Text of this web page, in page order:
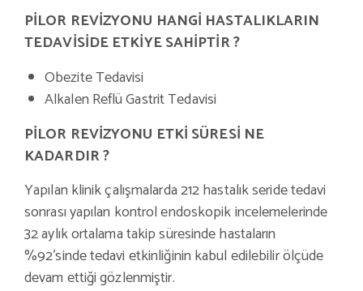
PİLOR REVİZYONU HANGİ HASTALIKLARIN
TEDAVİSİDE ETKİYE SAHİPTİR ?
Obezite Tedavisi
Alkalen Reflü Gastrit Tedavisi
PİLOR REVİZYONU ETKİ SÜRESİ NE
KADARDIR ?
Yapılan klinik çalışmalarda 212 hastalık seride tedavi
sonrası yapılan kontrol endoskopik incelemelerinde
32 aylık ortalama takip süresinde hastaların
%92’sinde tedavi etkinliğinin kabul edilebilir ölçüde
devam ettiği gözlenmiştir.